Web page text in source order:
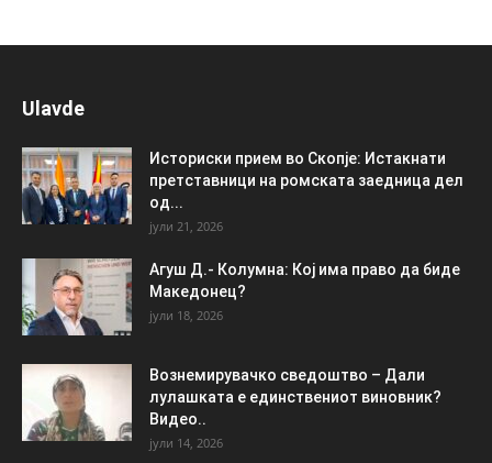
Ulavde
Историски прием во Скопје: Истакнати
претставници на ромската заедница дел
од...
јули 21, 2026
Агуш Д.- Колумна: Кој има право да биде
Македонец?
јули 18, 2026
Вознемирувачко сведоштво – Дали
лулашката е единствениот виновник?
Видео..
јули 14, 2026